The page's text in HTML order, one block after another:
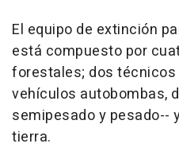
El equipo de extinción
está compuesto por
forestales; dos
vehículos autobombas,
semipesado y pesado--
tierra.